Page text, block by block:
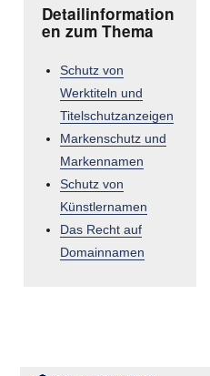
Detailinformation
en zum Thema
Schutz von
Werktiteln und
Titelschutzanzeigen
Markenschutz und
Markennamen
Schutz von
Künstlernamen
Das Recht auf
Domainnamen